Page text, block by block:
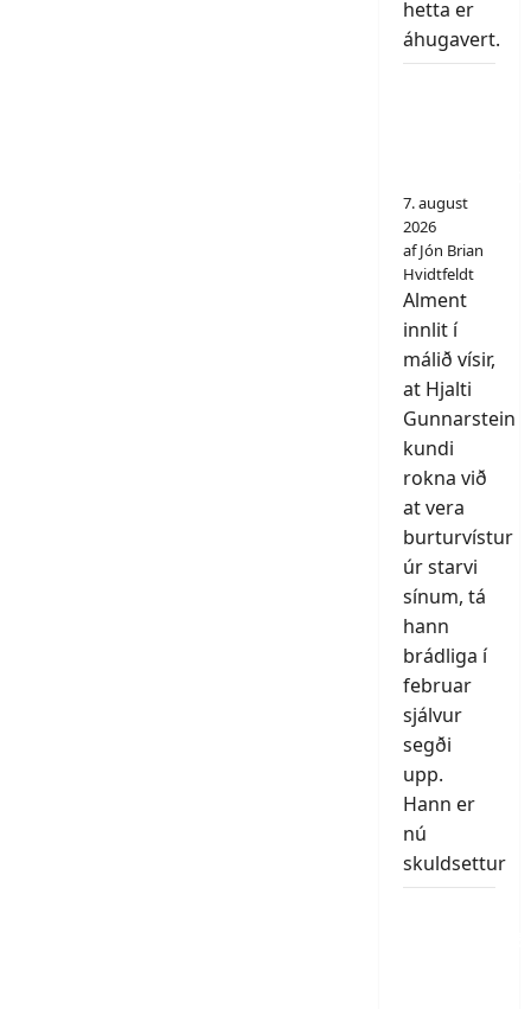
hetta er
áhugavert.
7. august
2026
af Jón Brian
Hvidtfeldt
Alment
innlit í
málið vísir,
at Hjalti
Gunnarstein
kundi
rokna við
at vera
burturvístur
úr starvi
sínum, tá
hann
brádliga í
februar
sjálvur
segði
upp.
Hann er
nú
skuldsettur